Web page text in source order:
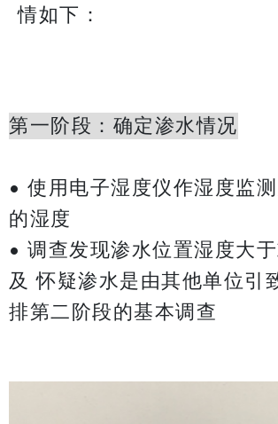
情如下：
第一阶段：确定渗水情况
• 使用电子湿度仪作湿度监
的湿度
​​​​​​​• 调查发现渗水位置湿度大
及 怀疑渗水是由其他单位引
排第二阶段的基本调查